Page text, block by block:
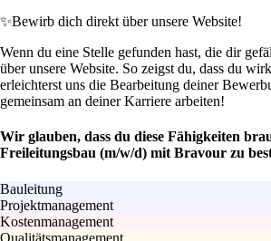
✨Bewirb dich direkt über unsere Website!
Wenn du eine Stelle gefunden hast, die dir
über unsere Website. So zeigst du, dass du
erleichterst uns die Bearbeitung deiner
gemeinsam an deiner Karriere arbeiten!
Wir glauben, dass du diese Fähigkeiten
Freileitungsbau (m/w/d) mit Bravour zu
Bauleitung
Projektmanagement
Kostenmanagement
Qualitätsmanagement